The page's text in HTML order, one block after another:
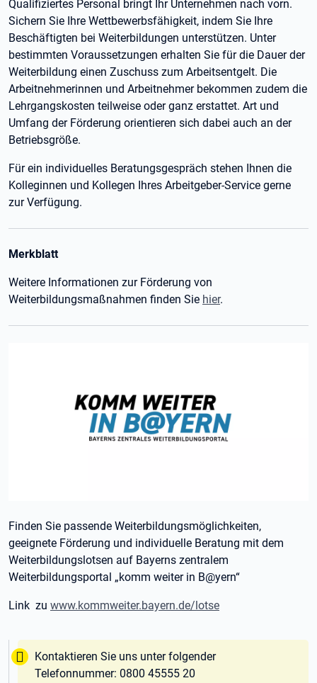
Qualifiziertes Personal bringt Ihr Unternehmen nach vorn.
Sichern Sie Ihre Wettbewerbsfähigkeit, indem Sie Ihre
Beschäftigten bei Weiterbildungen unterstützen. Unter
bestimmten Voraussetzungen erhalten Sie für die Dauer der
Weiterbildung einen Zuschuss zum Arbeitsentgelt. Die
Arbeitnehmerinnen und Arbeitnehmer bekommen zudem die
Lehrgangskosten teilweise oder ganz erstattet. Art und
Umfang der Förderung orientieren sich dabei auch an der
Betriebsgröße.
Für ein individuelles Beratungsgespräch stehen Ihnen die
Kolleginnen und Kollegen Ihres Arbeitgeber-Service gerne
zur Verfügung.
Merkblatt
Weitere Informationen zur Förderung von
Weiterbildungsmaßnahmen finden Sie hier.
Finden Sie passende Weiterbildungsmöglichkeiten,
geeignete Förderung und individuelle Beratung mit dem
Weiterbildungslotsen auf Bayerns zentralem
Weiterbildungsportal „komm weiter in B@yern“
Link zu www.kommweiter.bayern.de/lotse
Tipp:
Kontaktieren Sie uns unter folgender
Telefonnummer: 0800 45555 20